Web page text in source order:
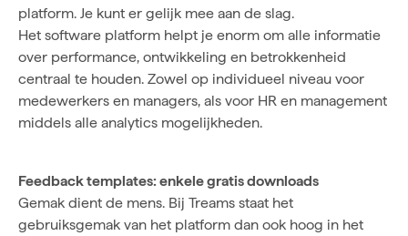
platform. Je kunt er gelijk mee aan de slag.
Het software platform helpt je enorm om alle informatie
over performance, ontwikkeling en betrokkenheid
centraal te houden. Zowel op individueel niveau voor
medewerkers en managers, als voor HR en management
middels alle analytics mogelijkheden.
Feedback templates: enkele gratis downloads
Gemak dient de mens. Bij Treams staat het
gebruiksgemak van het platform dan ook hoog in het